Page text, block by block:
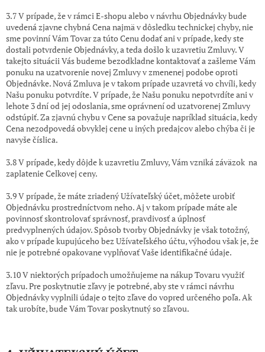
3.7 V prípade, že v rámci E-shopu alebo v návrhu Objednávky bude
uvedená zjavne chybná Cena najmä v dôsledku technickej chyby, nie
sme povinní Vám Tovar za túto Cenu dodať ani v prípade, kedy ste
dostali potvrdenie Objednávky, a teda došlo k uzavretiu Zmluvy. V
takejto situácii Vás budeme bezodkladne kontaktovať a zašleme Vám
ponuku na uzatvorenie novej Zmluvy v zmenenej podobe oproti
Objednávke. Nová Zmluva je v takom prípade uzavretá vo chvíli, kedy
Našu ponuku potvrdíte. V prípade, že Našu ponuku nepotvrdíte ani v
lehote 3 dní od jej odoslania, sme oprávnení od uzatvorenej Zmluvy
odstúpiť. Za zjavnú chybu v Cene sa považuje napríklad situácia, kedy
Cena nezodpovedá obvyklej cene u iných predajcov alebo chýba či je
navyše číslica.
3.8 V prípade, kedy dôjde k uzavretiu Zmluvy, Vám vzniká záväzok na
zaplatenie Celkovej ceny.
3.9 V prípade, že máte zriadený Užívateľský účet, môžete urobiť
Objednávku prostredníctvom neho. Aj v takom prípade máte ale
povinnosť skontrolovať správnosť, pravdivosť a úplnosť
predvyplnených údajov. Spôsob tvorby Objednávky je však totožný,
ako v prípade kupujúceho bez Užívateľského účtu, výhodou však je, že
nie je potrebné opakovane vyplňovať Vaše identifikačné údaje.
3.10 V niektorých prípadoch umožňujeme na nákup Tovaru využiť
zľavu. Pre poskytnutie zľavy je potrebné, aby ste v rámci návrhu
Objednávky vyplnili údaje o tejto zľave do vopred určeného poľa. Ak
tak urobíte, bude Vám Tovar poskytnutý so zľavou.